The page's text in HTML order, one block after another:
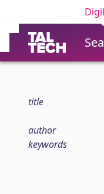
title
author
keywords